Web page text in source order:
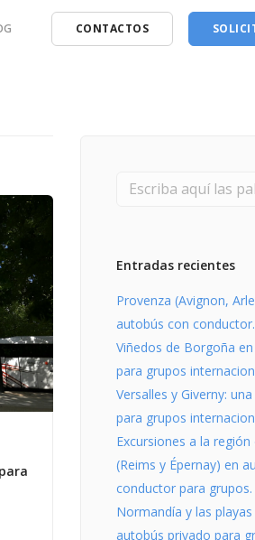
CONTACTOS
Entradas recientes
Provenza (Avignon,
autobús con conductor.
Viñedos de Borgoña
para grupos
Versalles y Giverny:
para grupos
Excursiones a la región
(Reims y Épernay) en
conductor para grupos.
Normandía y las
autobús privado para